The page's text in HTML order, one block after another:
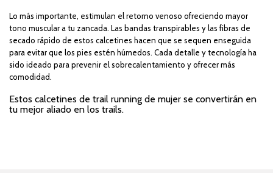
Lo más importante, estimulan el retorno venoso ofreciendo mayor
tono muscular a tu zancada. Las bandas transpirables y las fibras de
secado rápido de estos calcetines hacen que se sequen enseguida
para evitar que los pies estén húmedos. Cada detalle y tecnología ha
sido ideado para prevenir el sobrecalentamiento y ofrecer más
comodidad.
Estos calcetines de trail running de mujer se convertirán en
tu mejor aliado en los trails.